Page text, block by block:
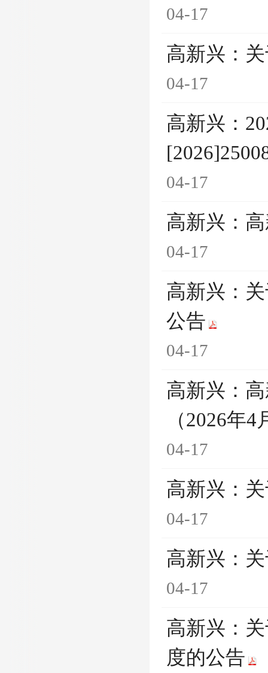
04-17
高新兴：
04-17
高新兴：
04-17
高新兴：
04-17
高新兴：
公告
04-17
高新兴：
（2026年4
04-17
高新兴：
04-17
高新兴：
04-17
高新兴：
度的公告